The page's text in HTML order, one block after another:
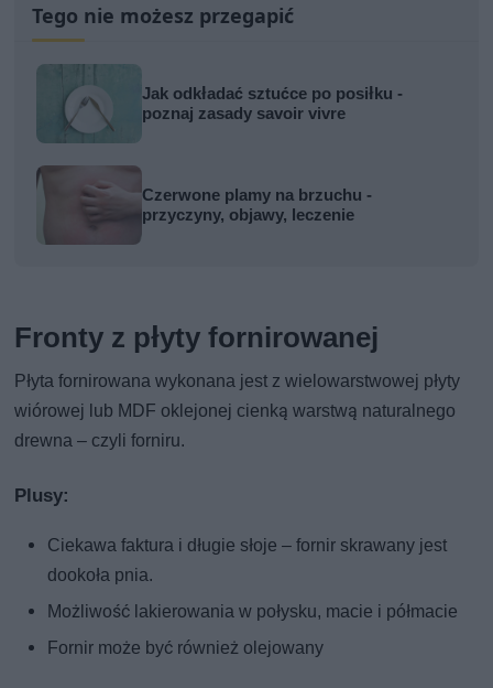
Tego nie możesz przegapić
Jak odkładać sztućce po posiłku -
poznaj zasady savoir vivre
Czerwone plamy na brzuchu -
przyczyny, objawy, leczenie
Fronty z płyty fornirowanej
Płyta fornirowana wykonana jest z wielowarstwowej płyty
wiórowej lub MDF oklejonej cienką warstwą naturalnego
drewna – czyli forniru.
Plusy:
Ciekawa faktura i długie słoje – fornir skrawany jest
dookoła pnia.
Możliwość lakierowania w połysku, macie i półmacie
Fornir może być również olejowany